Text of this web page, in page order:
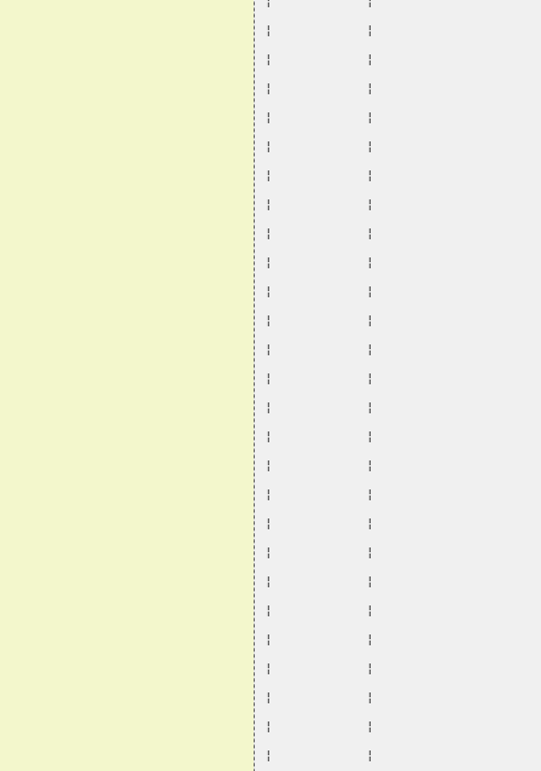
¦           ¦
¦           ¦
¦           ¦
¦           ¦
¦           ¦
¦           ¦
¦           ¦
¦           ¦
¦           ¦
¦           ¦
¦           ¦
¦           ¦
¦           ¦
¦           ¦
¦           ¦
¦           ¦
¦           ¦
¦           ¦
¦           ¦
¦           ¦
¦           ¦
¦           ¦
¦           ¦
¦           ¦
¦           ¦
¦           ¦